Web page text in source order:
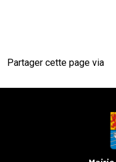
Partager cette page via